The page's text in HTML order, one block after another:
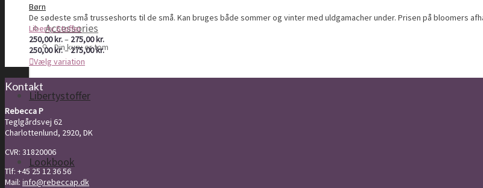
Accessories
Libertystoffer
Lookbook
Din kurv er tom
Børn
De sødeste små trusseshorts til de små. Kan bruges både sommer og vinter med uldgamacher under. Prisen på bloomers
Liberty Stoffer
250,00kr.– 275,00kr.Prisinterval:
250,00 kr.
250,00kr.–275,00kr.Prisinterval:
Vælg variation
Kontakt
Rebecca P
Teglgårdsvej 62
Charlottenlund, 2920, DK
CVR: 31820006
Tlf: +45 25 12 36 56
Mail: info@rebeccap.dk